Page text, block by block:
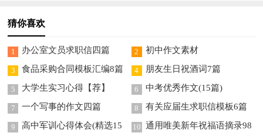
猜你喜欢
1 办公室文员求职信四篇 2 初中作文素材
3 食品采购合同模板汇编8篇 4 朋友生日祝酒词7篇
5 大学生实习心得【荐】 6 中考优秀作文(15篇)
7 一个写事的作文四篇 8 有关应届生求职信模板6篇
9
高中军训心得体会(精选15
10 通用唯美新年祝福语摘录98